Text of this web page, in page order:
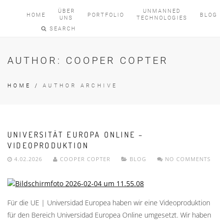
HOME
ÜBER
UNS
PORTFOLIO
UNMANNED
TECHNOLOGIES
BLOG
SEARCH
AUTHOR: COOPER COPTER
HOME / AUTHOR ARCHIVE
UNIVERSITÄT EUROPA ONLINE –
VIDEOPRODUKTION
4.02.2026 COOPER COPTER BLOG NO COMMENTS
Für die UE | Universidad Europea haben wir eine Videoproduktion
für den Bereich Universidad Europea Online umgesetzt. Wir haben